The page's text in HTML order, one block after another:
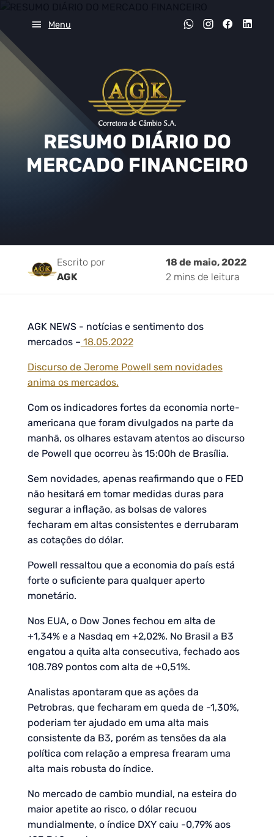
Menu
RESUMO DIÁRIO DO
MERCADO FINANCEIRO
Escrito por
AGK
18 de maio, 2022
2 mins de leitura
AGK NEWS - notícias e sentimento dos
mercados – 18.05.2022
Discurso de Jerome Powell sem novidades
anima os mercados.
Com os indicadores fortes da economia norte-
americana que foram divulgados na parte da
manhã, os olhares estavam atentos ao discurso
de Powell que ocorreu às 15:00h de Brasília.
Sem novidades, apenas reafirmando que o FED
não hesitará em tomar medidas duras para
segurar a inflação, as bolsas de valores
fecharam em altas consistentes e derrubaram
as cotações do dólar.
Powell ressaltou que a economia do país está
forte o suficiente para qualquer aperto
monetário.
Nos EUA, o Dow Jones fechou em alta de
+1,34% e a Nasdaq em +2,02%. No Brasil a B3
engatou a quita alta consecutiva, fechado aos
108.789 pontos com alta de +0,51%.
Analistas apontaram que as ações da
Petrobras, que fecharam em queda de -1,30%,
poderiam ter ajudado em uma alta mais
consistente da B3, porém as tensões da ala
política com relação a empresa frearam uma
alta mais robusta do índice.
No mercado de cambio mundial, na esteira do
maior apetite ao risco, o dólar recuou
mundialmente, o índice DXY caiu -0,79% aos